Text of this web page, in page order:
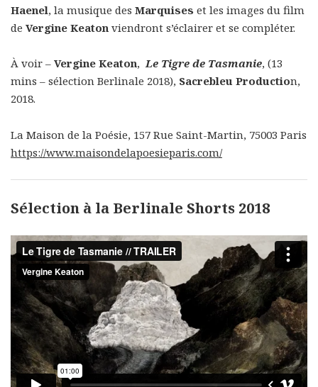
Haenel, la musique des Marquises et les images du film
de Vergine Keaton viendront s’éclairer et se compléter.
À voir – Vergine Keaton,Le Tigre de Tasmanie, (13
mins – sélection Berlinale 2018), Sacrebleu Production,
2018.
La Maison de la Poésie, 157 Rue Saint-Martin, 75003 Paris
https://www.maisondelapoesieparis.com/
Sélection à la Berlinale Shorts 2018